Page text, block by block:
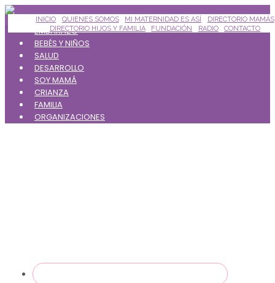
Saltar
contenido
principal
EMBARAZO
BEBÉS Y NIÑOS
SALUD
DESARROLLO
SOY MAMÁ
CRIANZA
FAMILIA
ORGANIZACIONES
INICIO QUIENES SOMOS MI MATERNIDAD ES ASÍ
DIRECTORIO MAMÁS
DIRECTORIO HIJOS Y FAMILIA
FUNDACIÓN RADIO CONTACTO